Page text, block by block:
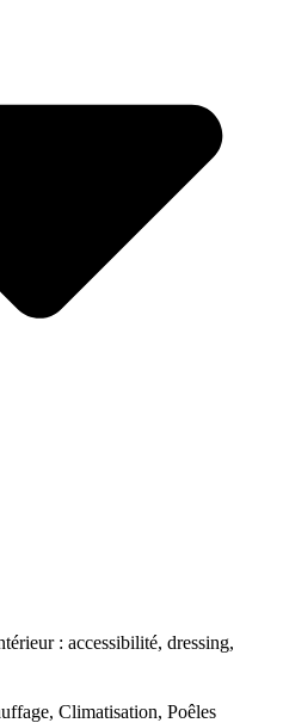
: accessibilité, dressing,
Climatisation, Poêles